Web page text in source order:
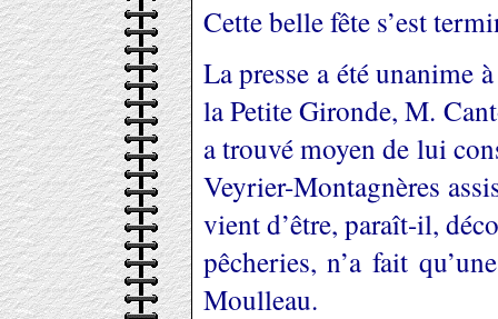
Cette belle fête s’est
La presse a été unanime
la Petite Gironde, M.
a trouvé moyen de lui
Veyrier-Montagnères
vient d’être, paraît-il,
pêcheries, n’a fait
Moulleau.